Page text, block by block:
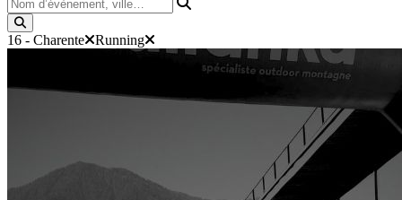
Nom d’évènement, ville…
16 - Charente Running